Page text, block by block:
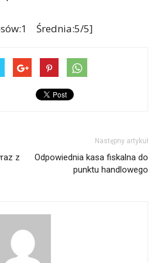
Średnia:5/5]
z
Następny artykuł
Odpowiednia kasa fiskalna do
punktu handlowego